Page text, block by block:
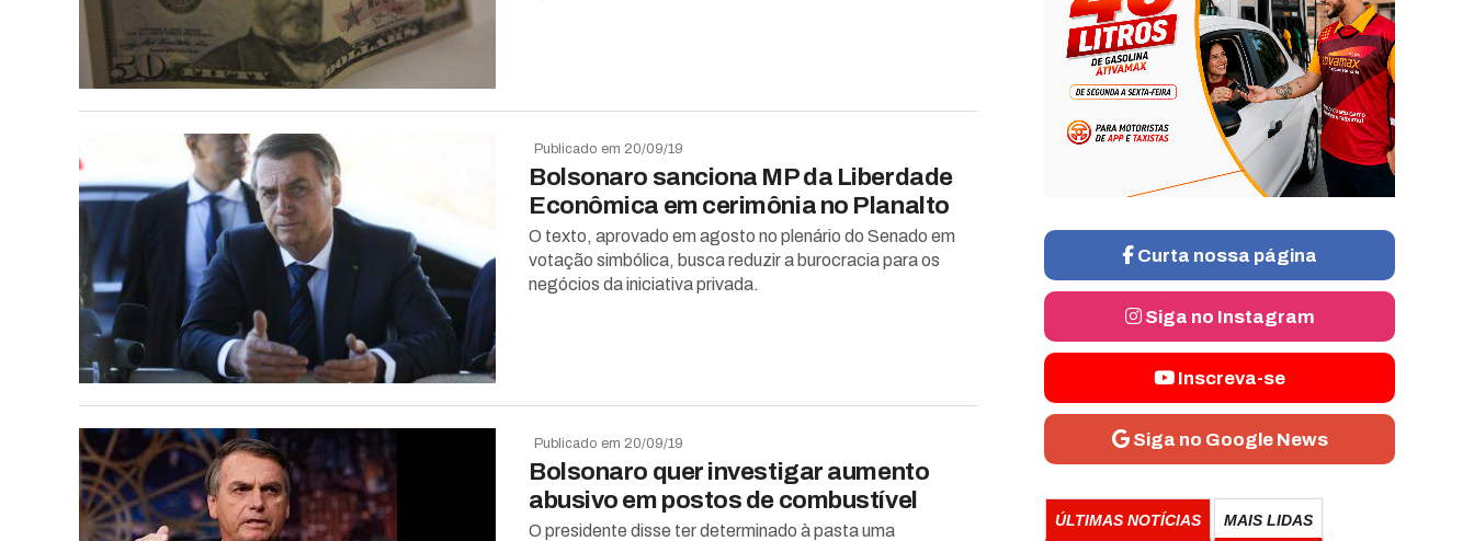
Publicado em 20/09/19
Bolsonaro sanciona MP da Liberdade
Econômica em cerimônia no Planalto
O texto, aprovado em agosto no plenário do Senado em
votação simbólica, busca reduzir a burocracia para os
negócios da iniciativa privada.
Publicado em 20/09/19
Bolsonaro quer investigar aumento
abusivo em postos de combustível
O presidente disse ter determinado à pasta uma
Curta nossa página
Siga no Instagram
Inscreva-se
Siga no Google News
ÚLTIMAS NOTÍCIAS MAIS LIDAS